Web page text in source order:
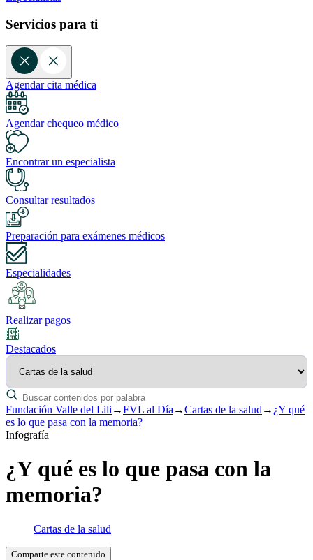
Servicios para ti
Agendar cita médica
Agendar chequeo médico
Encontrar un especialista
Consultar resultados
Preparación para exámenes médicos
Especialidades
Realizar pagos
Destacados
Fundación Valle del Lili →FVL al Día →Cartas de la salud → ¿Y qué
es lo que pasa con la memoria?
Infografía
¿Y qué es lo que pasa con la
memoria?
Cartas de la salud
Comparte este contenido